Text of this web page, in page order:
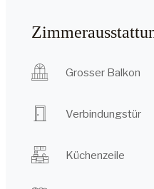
Grosser Balkon
Verbindungstür
Küchenzeile